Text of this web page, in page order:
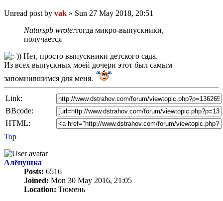
Unread post by vak » Sun 27 May 2018, 20:51
Naturspb wrote:тогда микро-выпускники,
получается
Нет, просто выпускники детского сада.
Из всех выпускных моей дочери этот был самым
запомнившимся для меня.
Link:
BBcode:
HTML:
Top
Алёнушка
Posts: 6516
Joined: Mon 30 May 2016, 21:05
Location: Тюмень